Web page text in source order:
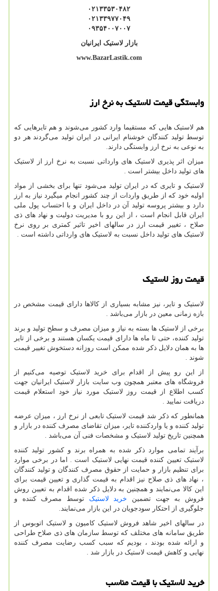
۰۲۱۳۳۵۳۰۴۸۲
۰۲۱۳۳۹۷۷۰۴۹
۰۹۳۵۴۰۰۷۰۰۷
بازار لاستیک ایرانیان
www.BazarLastik.com
وابستگی قیمت لاستیک به نرخ ارز
هم لاستیک هایی که مستقیما وارد کشور می‌شوند و هم تایرهایی که
توسط تولید کنندگان خوشنام ایرانی در ایران تولید می‌گردند هر دو
به نوعی به نرخ ارز وابستگی دارند.
میزان اثر پذیری لاستیک های وارداتی نسبت به نرخ ارز از لاستیک
های تولید داخل بیشتر است .
لاستیک و تایری که در ایران تولید می‌شود تنها برای بخشی از مواد
اولیه خود که از طریق واردات از چند کشور انجام میگیرد نیاز به ارز
دارد و بیشتر پروسه تولید آن در داخل ایران و با احتساب پول ملی
ایران قابل انجام است ، از این رو با مدیریت دولیت و نهاد های ذی
صلاح ، تغییر قیمت ارز در سالهای اخیر تاثیر کمتری بر روی نرخ
لاستیک های تولید داخل نسبت به لاستیک های وارداتی داشته است .
قیمت روز لاستیک
لاستیک و تایر، نیز مشابه بسیاری از کالاها دارای قیمت مشخص در
بازه زمانی معین در بازار می‌باشد .
برخی از لاستیک ها بسته به نیاز و میزان مصرف و سطح تولید و برند
تولید کننده، حتی تا ماه ها دارای قیمت یکسان هستند و برخی از تایر
ها به همان دلایل ذکر شده ممکن است روزانه دستخوش تغییر قیمت
شوند .
از این رو پیش از اقدام برای خرید لاستیک توصیه می‌کنیم از
فروشگاه های معتبر همچون وب سایت بازار لاستیک ایرانیان جهت
کسب اطلاع از قیمت روز لاستیک مورد نیاز خود استعلام قیمت
دریافت نمایید .
همانطور که ذکر شد قیمت لاستیک تابعی از نرخ ارز ، میزان عرضه
تولید کننده و یا واردکننده تایر، میزان تقاضای مصرف کننده در بازار و
همچنین تاریخ تولید لاستیک و مشخصات فنی آن می‌باشد .
برآیند تمامی موارد ذکر شده به همراه برند و کشور تولید کننده
لاستیک تعیین کننده قیمت نهایی لاستیک است . اما در برخی موارد
برای تنظیم بازار و حمایت از حقوق مصرف کنندگان و تولید کنندگان
، نهاد های ذی صلاح نیز اقدام به قیمت گذاری و تعیین قیمت برای
این کالا می‌نمایند و همچنین به دلایل ذکر شده اقدام به تعیین روش
فروش به جهت تضمین خرید لاستیک توسط مصرف کننده و
جلوگیری از احتکار سودجویان در این بازار می‌نمایند.
در سالهای اخیر شاهد فروش لاستیک کامیون و لاستیک اتوبوس از
طریق سامانه های مختلف که توسط سازمان های ذی صلاح طراحی
و ارائه شده بودند ، بودیم که سبب کسب رضایت مصرف کننده
نهایی و کاهش قیمت لاستیک در بازار شد .
خرید لاستیک با قیمت مناسب